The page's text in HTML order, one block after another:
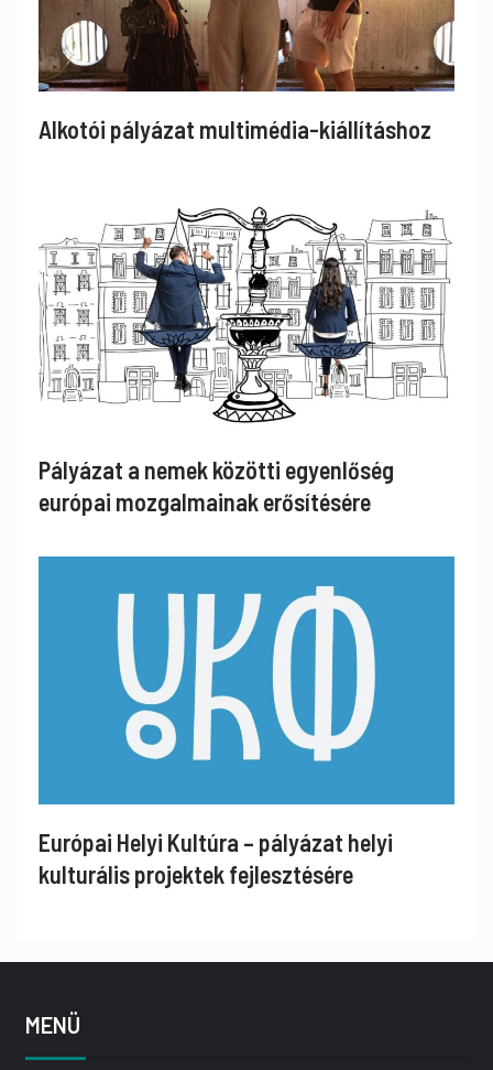
Alkotói pályázat multimédia-kiállításhoz
Pályázat a nemek közötti egyenlőség
európai mozgalmainak erősítésére
Európai Helyi Kultúra – pályázat helyi
kulturális projektek fejlesztésére
MENÜ